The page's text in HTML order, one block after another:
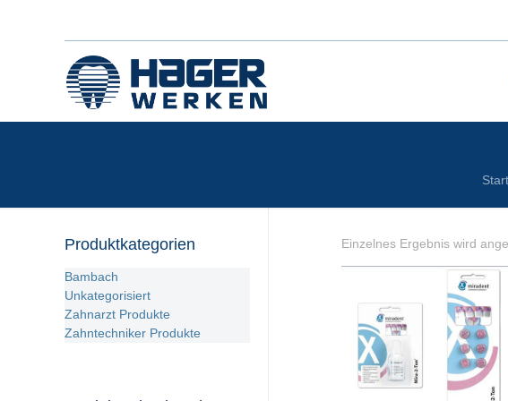
Einzelnes Ergebnis wird
Produktkategorien
Bambach
Unkategorisiert
Zahnarzt Produkte
Zahntechniker Produkte